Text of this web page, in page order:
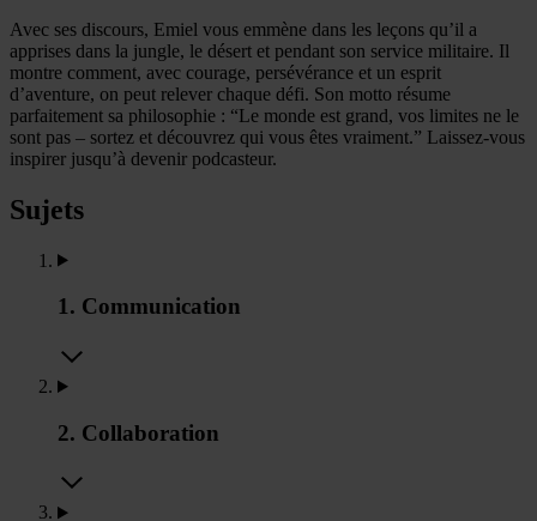
Avec ses discours, Emiel vous emmène dans les leçons qu’il a
apprises dans la jungle, le désert et pendant son service militaire. Il
montre comment, avec courage, persévérance et un esprit
d’aventure, on peut relever chaque défi. Son motto résume
parfaitement sa philosophie : “Le monde est grand, vos limites ne le
sont pas – sortez et découvrez qui vous êtes vraiment.” Laissez-vous
inspirer jusqu’à devenir podcasteur.
Sujets
1. Communication
2. Collaboration